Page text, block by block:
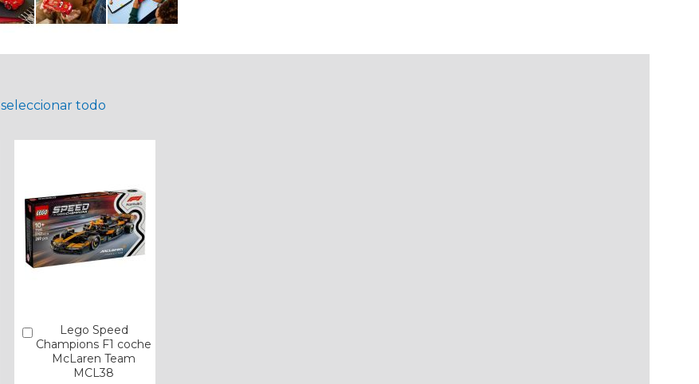
seleccionar todo
Lego Speed
Champions F1 coche
McLaren Team
MCL38
Añadir